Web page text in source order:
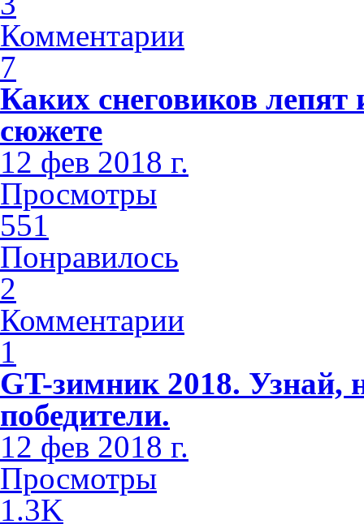
Комментарии
7
Каких снеговиков
сюжете
12 фев 2018 г.
Просмотры
551
Понравилось
2
Комментарии
1
GT-зимник 2018. Узнай,
победители.
12 фев 2018 г.
Просмотры
1.3K